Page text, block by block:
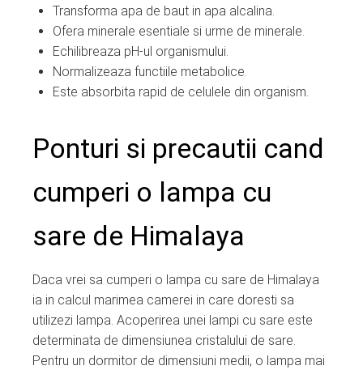
Transforma apa de baut in apa alcalina.
Ofera minerale esentiale si urme de minerale.
Echilibreaza pH-ul organismului.
Normalizeaza functiile metabolice.
Este absorbita rapid de celulele din organism.
Ponturi si precautii cand
cumperi o lampa cu
sare de Himalaya
Daca vrei sa cumperi o lampa cu sare de Himalaya
ia in calcul marimea camerei in care doresti sa
utilizezi lampa. Acoperirea unei lampi cu sare este
determinata de dimensiunea cristalului de sare.
Pentru un dormitor de dimensiuni medii, o lampa mai